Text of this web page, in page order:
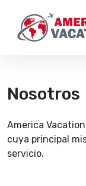
Nosotros
America
cuya principal
servicio.